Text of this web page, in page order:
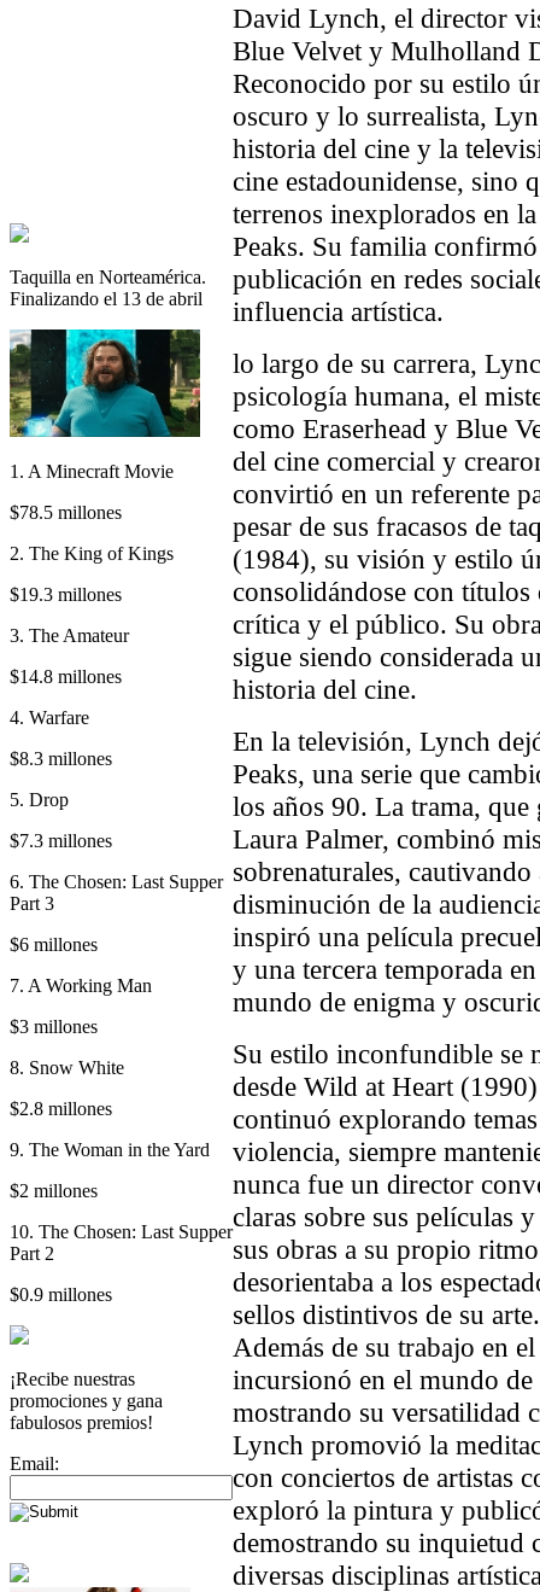
Taquilla en Norteamérica.
Finalizando el 13 de abril
1. A Minecraft Movie
$78.5 millones
2. The King of Kings
$19.3 millones
3. The Amateur
$14.8 millones
4. Warfare
$8.3 millones
5. Drop
$7.3 millones
6. The Chosen: Last Supper
Part 3
$6 millones
7. A Working Man
$3 millones
8. Snow White
$2.8 millones
9. The Woman in the Yard
$2 millones
10. The Chosen: Last Supper
Part 2
$0.9 millones
¡Recibe nuestras
promociones y gana
fabulosos premios!
Email:
David Lynch, el director
Blue Velvet y Mulholland
Reconocido por su estilo
oscuro y lo surrealista,
historia del cine y la
cine estadounidense, sino
terrenos inexplorados en
Peaks. Su familia
publicación en redes
influencia artística.
lo largo de su carrera,
psicología humana, el
como Eraserhead y Blue
del cine comercial y
convirtió en un referente
pesar de sus fracasos de
(1984), su visión y estilo
consolidándose con
crítica y el público. Su
sigue siendo considerada
historia del cine.
En la televisión, Lynch
Peaks, una serie que
los años 90. La trama, que
Laura Palmer, combinó
sobrenaturales,
disminución de la
inspiró una película
y una tercera temporada
mundo de enigma y
Su estilo inconfundible se
desde Wild at Heart
continuó explorando
violencia, siempre
nunca fue un director
claras sobre sus películas
sus obras a su propio
desorientaba a los
sellos distintivos de su arte.
Además de su trabajo en
incursionó en el mundo
mostrando su versatilidad
Lynch promovió la
con conciertos de artistas
exploró la pintura y
demostrando su inquietud
diversas disciplinas